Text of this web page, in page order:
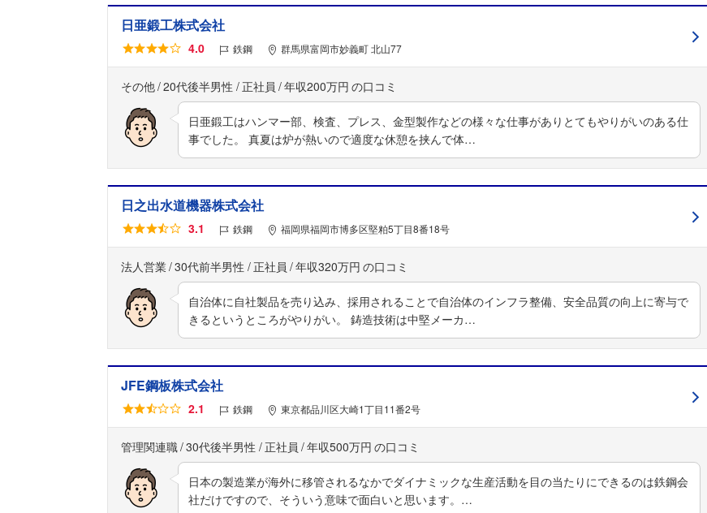
日亜鍛工株式会社
4.0 鉄鋼 群馬県富岡市妙義町 北山77
その他 20代後半男性 正社員 年収200万円
日亜鍛工はハンマー部、検査、プレス、金型製作などの様々な仕事がありとてもやりがいのある仕
事でした。 真夏は炉が熱いので適度な休憩を挟んで体…
日之出水道機器株式会社
3.1 鉄鋼 福岡県福岡市博多区堅粕5丁目8番18号
法人営業 30代前半男性 正社員 年収320万円
自治体に自社製品を売り込み、採用されることで自治体のインフラ整備、安全品質の向上に寄与で
きるというところがやりがい。 鋳造技術は中堅メーカ…
JFE鋼板株式会社
2.1 鉄鋼 東京都品川区大崎1丁目11番2号
管理関連職 30代後半男性 正社員 年収500万円
日本の製造業が海外に移管されるなかでダイナミックな生産活動を目の当たりにできるのは鉄鋼会
社だけですので、そういう意味で面白いと思います。…